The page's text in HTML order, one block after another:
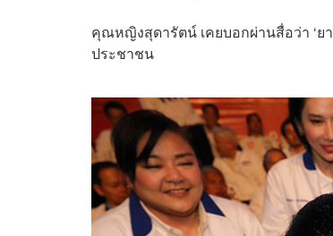
คุณหญิงสุดารัตน์ เคยบอกผ่านสื่อว่า ‘ย
ประชาชน